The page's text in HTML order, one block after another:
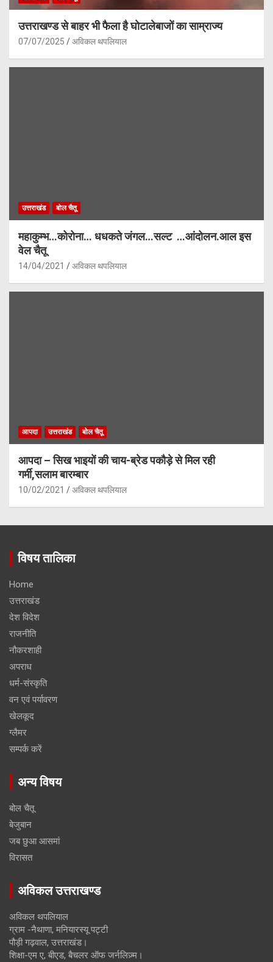
उत्तराखण्ड से बाहर भी फैला है घोटालेबाजों का साम्राज्य
07/07/2025 अविकल थपलियाल
उत्तराखंड बोल चैतू
महाकुम्भ…कोरोना… धधकते जंगल…सल्ट …आंदोलन.आल इस
वेल चैतू
14/04/2021 अविकल थपलियाल
आपदा उत्तराखंड बोल चैतू
आपदा – सिख भाइयों की चाय-ब्रेड पकौड़े से मिल रही
गर्मी,सलाम बारम्बार
10/02/2021 अविकल थपलियाल
विषय तालिका
Home
उत्तराखंड
देश विदेश
राजनीति
नौकरशाही
अपराध
धर्म-संस्कृति
वन एवं पर्यावरण
खेलकूद
ग्लैमर
सम्पर्क करें
अन्य विषय
बोल चैतू
बेजुबान
जब छुआ आसमां
विरासत
अविकल उत्तराखण्ड
अविकल थपलियाल
ग्राम -नैथाणा, मनियारस्यू पट्टी
पौड़ी गढ़वाल, उत्तराखंड।
शिक्षा-एम ए, बीएड, बैचलर ऑफ जर्नलिज़्म।